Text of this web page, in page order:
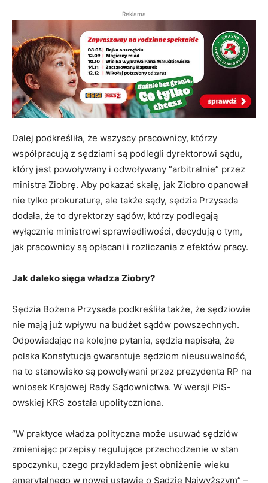
Reklama
Dalej podkreśliła, że wszyscy pracownicy, którzy
współpracują z sędziami są podlegli dyrektorowi sądu,
który jest powoływany i odwoływany “arbitralnie” przez
ministra Ziobrę. Aby pokazać skalę, jak Ziobro opanował
nie tylko prokuraturę, ale także sądy, sędzia Przysada
dodała, że to dyrektorzy sądów, którzy podlegają
wyłącznie ministrowi sprawiedliwości, decydują o tym,
jak pracownicy są opłacani i rozliczania z efektów pracy.
Jak daleko sięga władza Ziobry?
Sędzia Bożena Przysada podkreśliła także, że sędziowie
nie mają już wpływu na budżet sądów powszechnych.
Odpowiadając na kolejne pytania, sędzia napisała, że
polska Konstytucja gwarantuje sędziom nieusuwalność,
na to stanowisko są powoływani przez prezydenta RP na
wniosek Krajowej Rady Sądownictwa. W wersji PiS-
owskiej KRS została upolityczniona.
“W praktyce władza polityczna może usuwać sędziów
zmieniając przepisy regulujące przechodzenie w stan
spoczynku, czego przykładem jest obniżenie wieku
emerytalnego w nowej ustawie o Sądzie Najwyższym” –